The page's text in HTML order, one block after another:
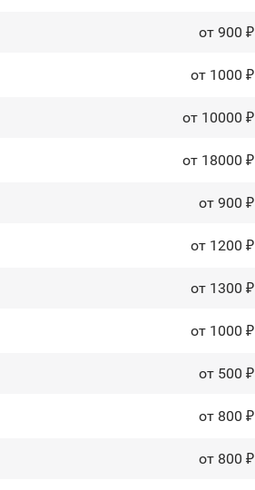
от 900 ₽
от 1000 ₽
от 10000 ₽
от 18000 ₽
от 900 ₽
от 1200 ₽
от 1300 ₽
от 1000 ₽
от 500 ₽
от 800 ₽
от 800 ₽